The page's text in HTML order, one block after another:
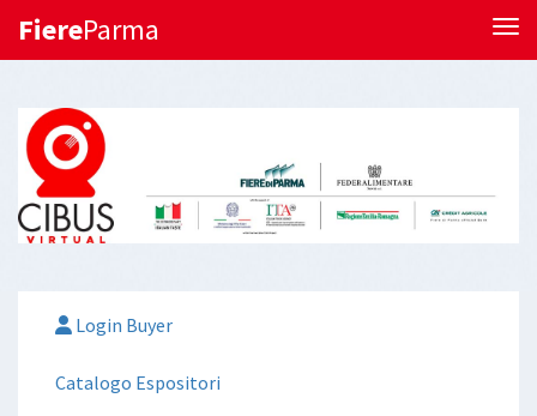
FiereParma
Login Buyer
Catalogo Espositori